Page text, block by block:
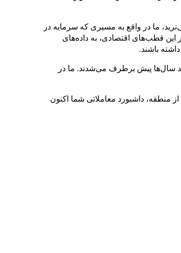
ما در واقع به مسیری که سرمایه در
این قطب‌های اقتصادی، به داده‌های
باشند.
سال‌ها پیش برطرف می‌شدند. ما در
منطقه، داشبورد معاملاتی شما اکنون